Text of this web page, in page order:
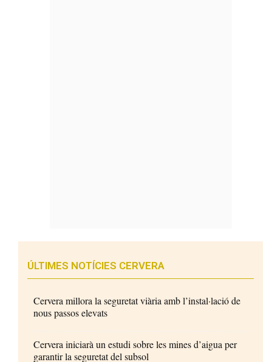
ÚLTIMES NOTÍCIES CERVERA
Cervera millora la seguretat viària amb l’instal·lació de
nous passos elevats
Cervera iniciarà un estudi sobre les mines d’aigua per
garantir la seguretat del subsol